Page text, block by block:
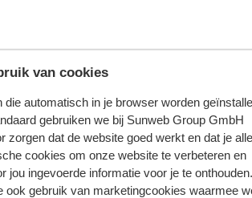
van cookies
die automatisch in je browser worden
gebruiken we bij Sunweb Group GmbH
zorgen dat de website goed werkt en dat je
cookies om onze website te verbeteren en
jou ingevoerde informatie voor je te
ook gebruik van marketingcookies waarmee
oprecht weergeven.Meer over reviews